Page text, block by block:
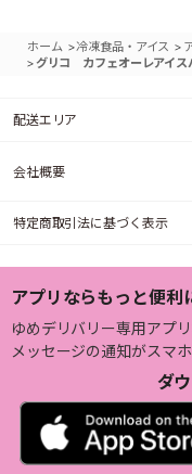
ホーム >冷凍食品・アイス >
>グリコ カフェオーレアイ
配送エリア
会社概要
特定商取引法に基づく表示
アプリならもっと便利
ゆめデリバリー専用アプリ
メッセージの通知がスマ
ダ